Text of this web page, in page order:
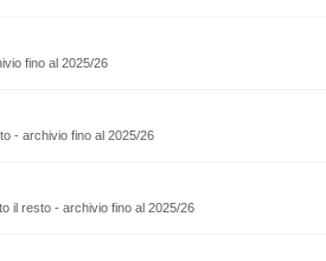
fino al 2025/26
- archivio fino al 2025/26
il resto - archivio fino al 2025/26